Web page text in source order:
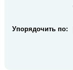
Упорядочить по: